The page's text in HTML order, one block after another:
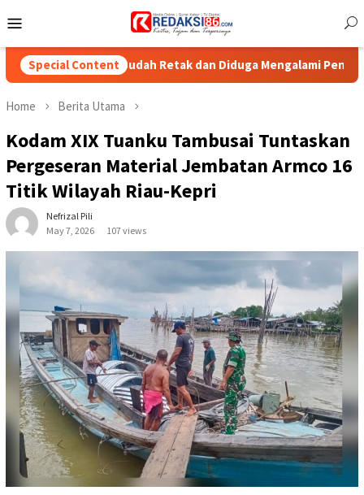
to
Menu
Special Content
Retak dan Diduga Mengalami Penurunan Ratusan
Home Berita Utama
Kodam XIX Tuanku Tambusai Tuntaskan
Pergeseran Material Jembatan Armco 16
Titik Wilayah Riau-Kepri
Nefrizal Pili
May 7, 2026
107 views